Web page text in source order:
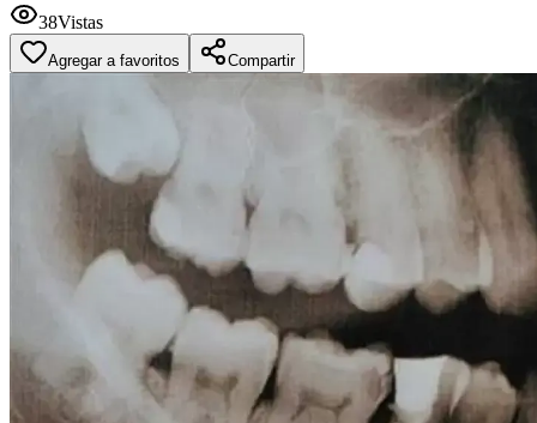
38Vistas
Agregar a favoritos Compartir